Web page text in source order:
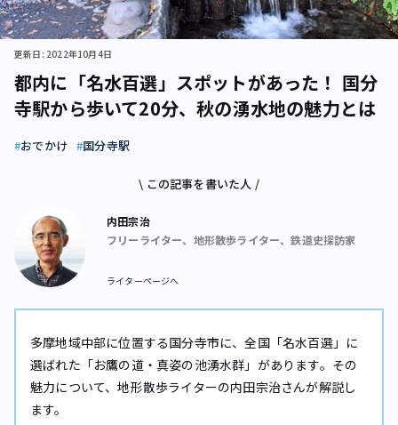
都内に「名水百選」スポットがあった！ 国分
寺駅から歩いて20分、秋の湧水地の魅力とは
更新日: 2022年10月4日
おでかけ 国分寺駅
\ この記事を書いた人 /
内田宗治
フリーライター、地形散歩ライター、鉄道史探訪家
ライターページへ
多摩地域中部に位置する国分寺市に、全国「名水百選」に
選ばれた「お鷹の道・真姿の池湧水群」があります。その
魅力について、地形散歩ライターの内田宗治さんが解説し
ます。